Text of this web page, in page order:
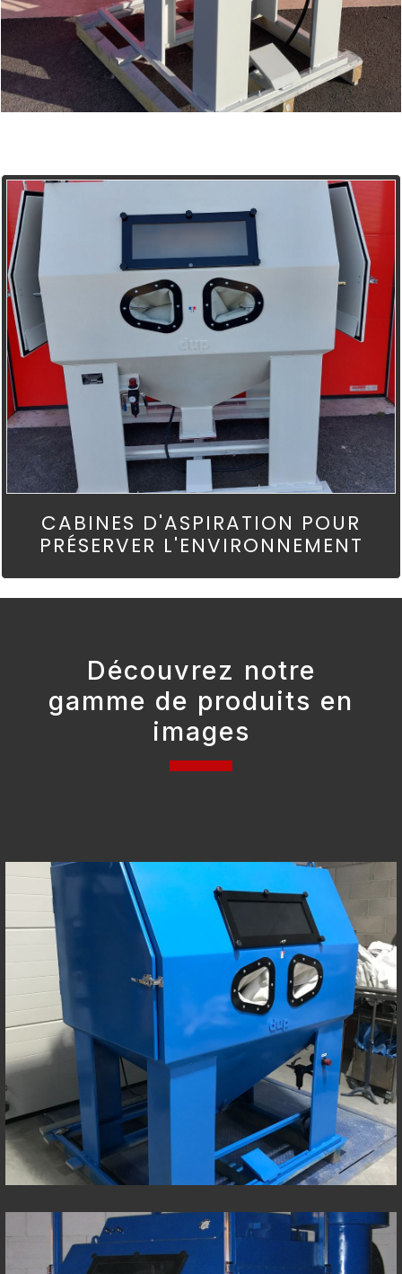
CABINES D'ASPIRATION POUR
PRÉSERVER L'ENVIRONNEMENT
Découvrez notre
gamme de produits en
images